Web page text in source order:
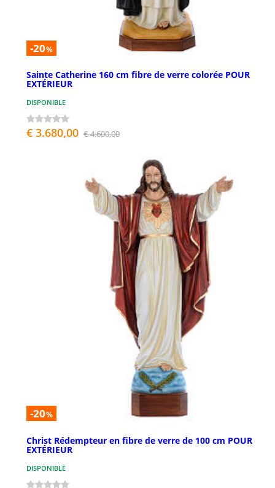
-20%
Sainte Catherine 160 cm fibre de verre colorée POUR
EXTÉRIEUR
DISPONIBLE
€ 3.680,00 € 4.600,00
-20%
Christ Rédempteur en fibre de verre de 100 cm POUR
EXTÉRIEUR
DISPONIBLE